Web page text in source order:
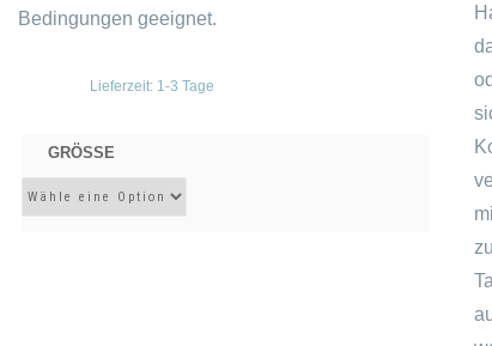
Bedingungen geeignet.
Lieferzeit: 1-3 Tage
GRÖSSE